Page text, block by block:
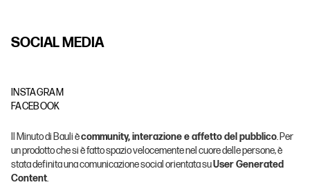
SOCIAL MEDIA
INSTAGRAM
FACEBOOK
Il Minuto di Bauli ècommunity, interazione e affetto del pubblico. Per
un prodotto che si è fatto spazio velocemente nel cuore delle persone, è
stata definita una comunicazione social orientata suUser Generated
Content.